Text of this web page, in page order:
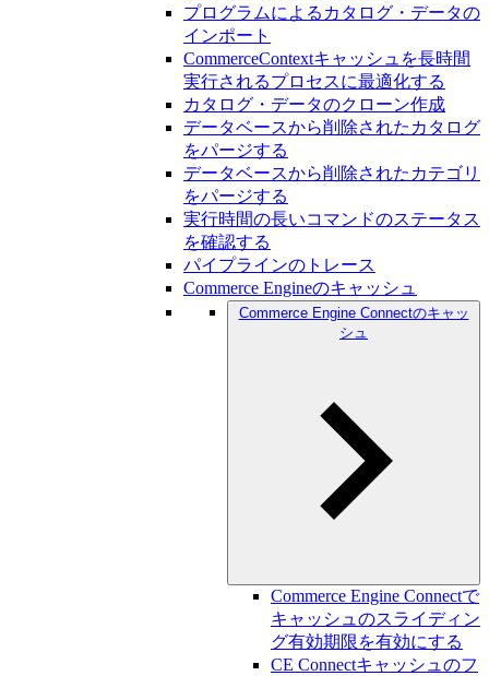
プログラムによるカタログ・データの
インポート
CommerceContextキャッシュを長時間
実行されるプロセスに最適化する
カタログ・データのクローン作成
データベースから削除されたカタログ
をパージする
データベースから削除されたカテゴリ
をパージする
実行時間の長いコマンドのステータス
を確認する
パイプラインのトレース
Commerce Engineのキャッシュ
Commerce Engine Connectのキャッ
シュ
Commerce Engine Connectで
キャッシュのスライディン
グ有効期限を有効にする
CE Connectキャッシュのフ